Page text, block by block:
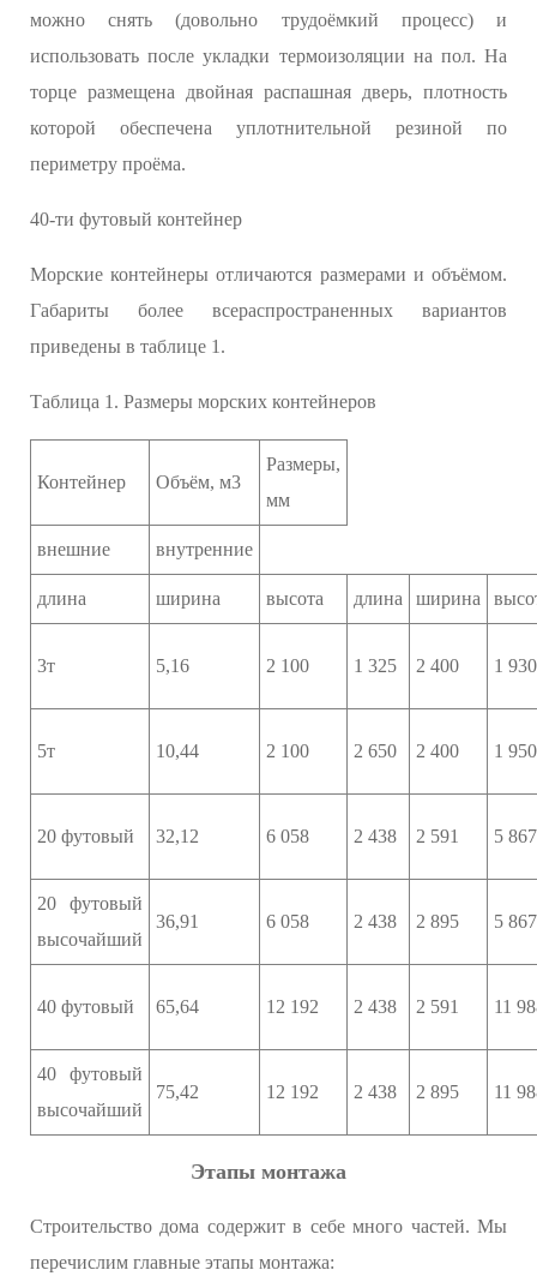
можно снять (довольно трудоёмкий процесс) и
использовать после укладки термоизоляции на пол. На
торце размещена двойная распашная дверь, плотность
которой обеспечена уплотнительной резиной по
периметру проёма.
40-ти футовый контейнер
Морские контейнеры отличаются размерами и объёмом.
Габариты более всераспространенных вариантов
приведены в таблице 1.
Таблица 1. Размеры морских контейнеров
Контейнер Объём, м3
Размеры,
мм
внешние внутренние
длина ширина высота длина ширина
3т 5,16 2 100 1 325 2 400 1 930
5т 10,44 2 100 2 650 2 400 1 950
20 футовый 32,12 6 058 2 438 2 591 5 867
20 футовый
высочайший
36,91 6 058 2 438 2 895 5 867
40 футовый 65,64 12 192 2 438 2 591 11
40 футовый
высочайший
75,42 12 192 2 438 2 895 11
Этапы монтажа
Строительство дома содержит в себе много частей. Мы
перечислим главные этапы монтажа: